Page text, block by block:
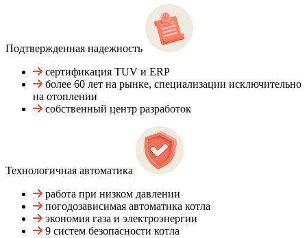
Подтвержденная надежность
сертификация TUV и ERP
более 60 лет на рынке, специализации исключительно
на отоплении
собственный центр разработок
Технологичная автоматика
работа при низком давлении
погодозависимая автоматика котла
экономия газа и электроэнергии
9 систем безопасности котла